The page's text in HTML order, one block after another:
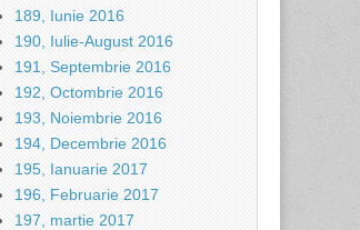
189, Iunie 2016
190, Iulie-August 2016
191, Septembrie 2016
192, Octombrie 2016
193, Noiembrie 2016
194, Decembrie 2016
195, Ianuarie 2017
196, Februarie 2017
197, martie 2017